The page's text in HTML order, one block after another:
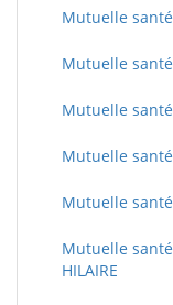
Mutuelle santé
Mutuelle
Mutuelle santé
Mutuelle santé
Mutuelle santé
Mutuelle santé
HILAIRE